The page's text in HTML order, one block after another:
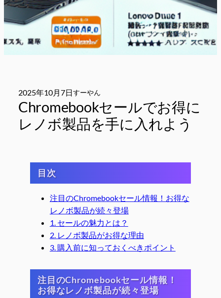
2025年10月7日すーやん
Chromebookセールでお得に
レノボ製品を手に入れよう
目次
注目のChromebookセール情報！お得な
レノボ製品が続々登場
1. セールの魅力とは？
2. レノボ製品がお得な理由
3. 購入前に知っておくべきポイント
注目のChromebookセール情報！
お得なレノボ製品が続々登場